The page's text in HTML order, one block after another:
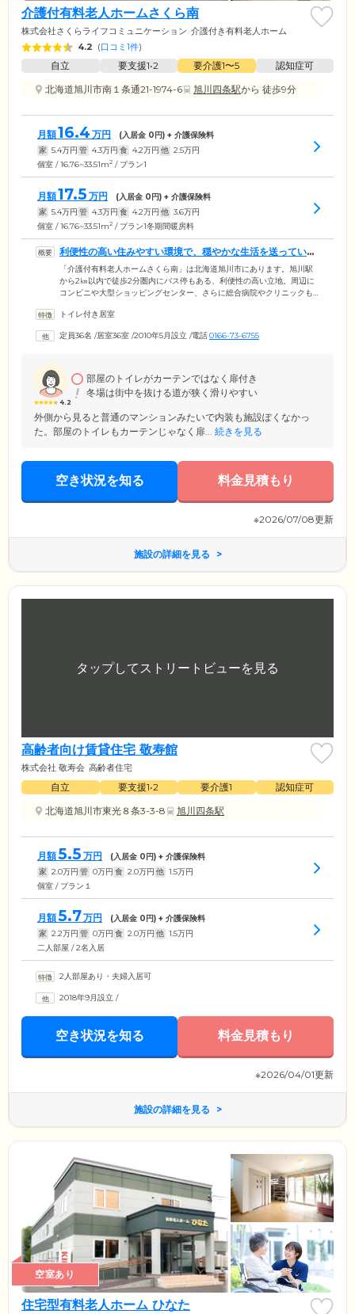
介護付有料老人ホームさくら南
株式会社さくらライフコミュニケーション 介護付き有料老人ホーム
4.2 (口コミ1件)
自立 要支援1•2 要介護1〜5
認知症可
北海道旭川市南１条通21-1974-6
旭川四条駅から 徒歩9分
月額16.4 万円 (入居金 0円) + 介護保険料
家 5.4万円 管 4.3万円 食 4.2万円 他 2.5万円
個室 / 16.76~33.51m2 / プラン1
月額17.5 万円 (入居金 0円) + 介護保険料
家 5.4万円 管 4.3万円 食 4.2万円 他 3.6万円
個室 / 16.76~33.51m2 / プラン1冬期間暖房料
利便性の高い住みやすい環境で、穏やかな生活を送っていた
だけます
「介護付有料老人ホームさくら南」は北海道旭川市にあります。旭川駅
から2㎞以内で徒歩2分圏内にバス停もある、利便性の高い立地。周辺に
コンビニや大型ショッピングセンター、さらに総合病院やクリニックも
く、ご入居者様の居室からは小地域を展望いただけます。介護の必要の
時間介護スタッフが常駐し、みなさまに穏やかで落ち着いた生活を送っ
トイレ付き居室
定員36名 /居室36室 /2010年5月設立 /電話0166-73-6755
4.2
部屋のトイレがカーテンではなく扉付き
冬場は街中を抜ける道が狭く滑りやすい
外側から見ると普通のマンションみたいで内装も施設ぽくなかっ
た。部屋のトイレもカーテンじゃなく扉... 続きを見る
空き状況を知る 料金見積もり
※2026/07/08更新
施設の詳細を見る
高齢者向け賃貸住宅 敬寿館
株式会社 敬寿会 高齢者住宅
自立 要支援1•2 要介護1
認知症可
北海道旭川市東光８条3-3-8
旭川四条駅
月額5.5 万円 (入居金 0円) + 介護保険料
家 2.0万円 管 0万円 食 2.0万円 他 1.5万円
個室 / プラン１
月額5.7万円 (入居金 0円) + 介護保険料
家 2.2万円 管 0万円 食 2.0万円 他 1.5万円
二人部屋 / 2名入居
2人部屋あり・夫婦入居可
2018年9月設立 /
空き状況を知る 料金見積もり
※2026/04/01更新
施設の詳細を見る
空室あり
住宅型有料老人ホーム ひなた